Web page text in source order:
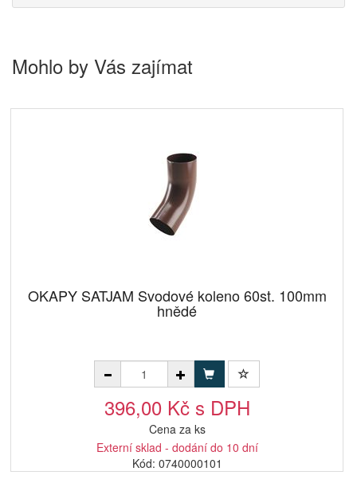
Mohlo by Vás zajímat
OKAPY SATJAM Svodové koleno 60st. 100mm
hnědé
396,00 Kč s DPH
Cena za ks
Externí sklad - dodání do 10 dní
Kód: 0740000101